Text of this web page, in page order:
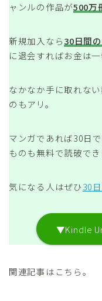
ャンルの作品が500万
新規加入なら30日間
に退会すればお金は一
なかなか手に取れな
のもアリ。
マンガであれば30日
ものも無料で読破でき
気になる人はぜひ30
▼Kindle
関連記事はこちら。